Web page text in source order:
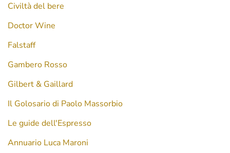
Civiltà del bere
Doctor Wine
Falstaff
Gambero Rosso
Gilbert & Gaillard
Il Golosario di Paolo Massorbio
Le guide dell'Espresso
Annuario Luca Maroni